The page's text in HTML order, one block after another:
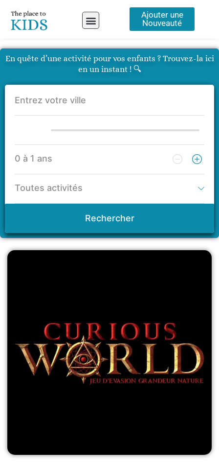
contenu
Ajouter une
Nouveauté
En quête d’une activité pour vos enfants ? Trouvez-la ici
en un instant ! 🔍
Rechercher